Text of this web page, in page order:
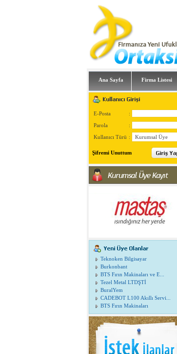
Ana Sayfa Firma Listesi
E-Posta :
Parola :
Kullanıcı Türü :
Şifremi Unuttum
Teknoken Bilgisayar
Burkonbant
BTS Fırın Makinaları ve E...
Tezel Metal LTDŞTİ
BuralYem
CADEBOT L100 Akıllı Servi...
BTS Fırın Makinaları